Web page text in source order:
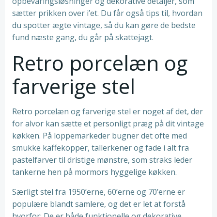
sætter prikken over i’et. Du får også tips til, hvordan
du spotter ægte vintage, så du kan gøre de bedste
fund næste gang, du går på skattejagt.
Retro porcelæn og
farverige stel
Retro porcelæn og farverige stel er noget af det, der
for alvor kan sætte et personligt præg på dit vintage
køkken. På loppemarkeder bugner det ofte med
smukke kaffekopper, tallerkener og fade i alt fra
pastelfarver til dristige mønstre, som straks leder
tankerne hen på mormors hyggelige køkken.
Særligt stel fra 1950’erne, 60’erne og 70’erne er
populære blandt samlere, og det er let at forstå